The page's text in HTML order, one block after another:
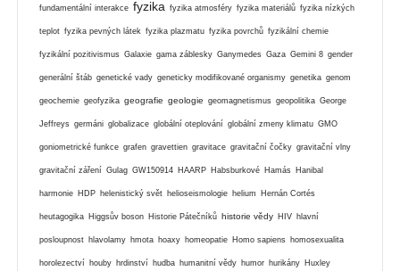
fundamentální interakce fyzika fyzika atmosféry fyzika materiálů fyzika nízkých
teplot fyzika pevných látek fyzika plazmatu fyzika povrchů fyzikální chemie
fyzikální pozitivismus Galaxie gama záblesky Ganymedes Gaza Gemini 8 gender
generální štáb genetické vady geneticky modifikované organismy genetika genom
geochemie geofyzika geografie geologie geomagnetismus geopolitika George
Jeffreys germáni globalizace globální oteplování globální zmeny klimatu GMO
goniometrické funkce grafen gravettien gravitace gravitační čočky gravitační vlny
gravitační záření Gulag GW150914 HAARP Habsburkové Hamás Hanibal
harmonie HDP helenistický svět helioseismologie helium Hernán Cortés
heutagogika Higgsův boson Historie Pátečníků historie vědy HIV hlavní
posloupnost hlavolamy hmota hoaxy homeopatie Homo sapiens homosexualita
horolezectví houby hrdinství hudba humanitní vědy humor hurikány Huxley